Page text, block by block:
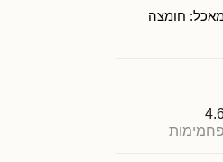
חומצה
פחמימות